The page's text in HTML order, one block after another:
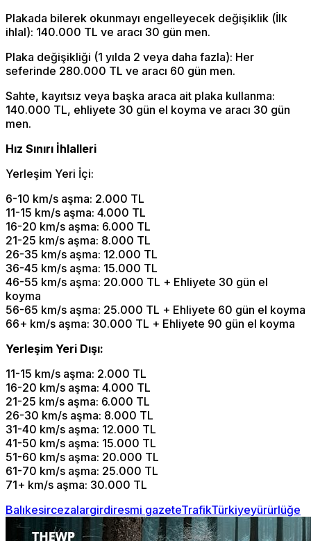
Plakada bilerek okunmayı engelleyecek değişiklik (İlk
ihlal): 140.000 TL ve aracı 30 gün men.
Plaka değişikliği (1 yılda 2 veya daha fazla): Her
seferinde 280.000 TL ve aracı 60 gün men.
Sahte, kayıtsız veya başka araca ait plaka kullanma:
140.000 TL, ehliyete 30 gün el koyma ve aracı 30 gün
men.
Hız Sınırı İhlalleri
Yerleşim Yeri İçi:
6-10 km/s aşma: 2.000 TL
11-15 km/s aşma: 4.000 TL
16-20 km/s aşma: 6.000 TL
21-25 km/s aşma: 8.000 TL
26-35 km/s aşma: 12.000 TL
36-45 km/s aşma: 15.000 TL
46-55 km/s aşma: 20.000 TL + Ehliyete 30 gün el
koyma
56-65 km/s aşma: 25.000 TL + Ehliyete 60 gün el koyma
66+ km/s aşma: 30.000 TL + Ehliyete 90 gün el koyma
Yerleşim Yeri Dışı:
11-15 km/s aşma: 2.000 TL
16-20 km/s aşma: 4.000 TL
21-25 km/s aşma: 6.000 TL
26-30 km/s aşma: 8.000 TL
31-40 km/s aşma: 12.000 TL
41-50 km/s aşma: 15.000 TL
51-60 km/s aşma: 20.000 TL
61-70 km/s aşma: 25.000 TL
71+ km/s aşma: 30.000 TL
Balıkesircezalargirdiresmi gazeteTrafikTürkiyeyürürlüğe